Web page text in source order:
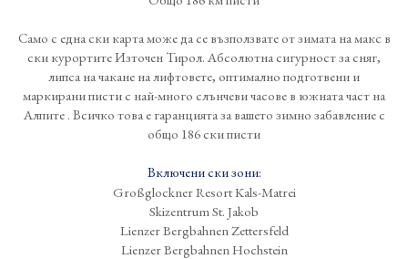
Само с една ски карта може да се възползвате от зимата на макс в
ски курортите Източен Тирол. Абсолютна сигурност за сняг,
липса на чакане на лифтовете, оптимално подготвени и
маркирани писти с най-много слънчеви часове в южната част на
Алпите . Всичко това е гаранцията за вашето зимно забавление с
общо 186 ски писти
Включени ски зони:
Großglockner Resort Kals-Matrei
Skizentrum St. Jakob
Lienzer Bergbahnen Zettersfeld
Lienzer Bergbahnen Hochstein